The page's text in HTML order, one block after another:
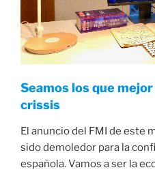
Seamos los que
crissis
El anuncio del FMI de este
sido demoledor para la
española. Vamos a ser la